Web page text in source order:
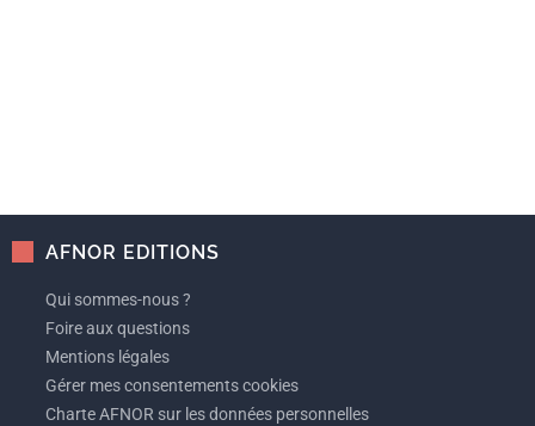
AFNOR EDITIONS
Qui sommes-nous ?
Foire aux questions
Mentions légales
Gérer mes consentements cookies
Charte AFNOR sur les données personnelles